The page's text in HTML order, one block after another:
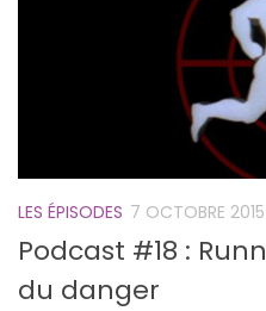
LES ÉPISODES 7 OCTOBRE 2015
Podcast #18 :
du danger